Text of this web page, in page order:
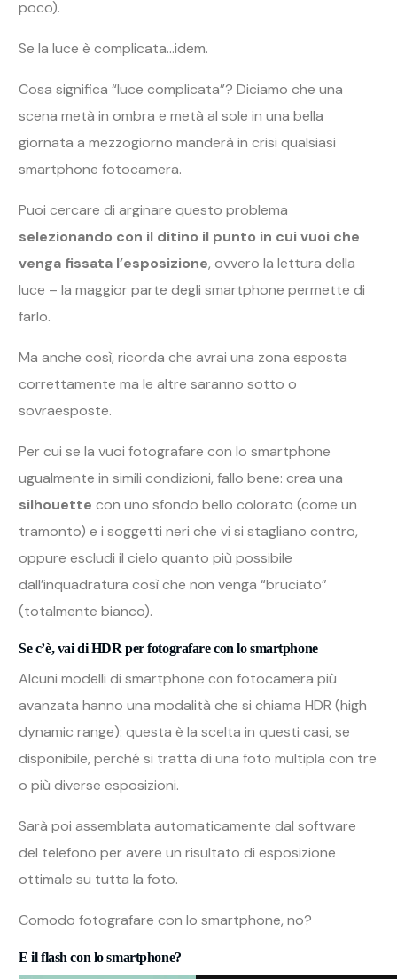
poco).
Se la luce è complicata…idem.
Cosa significa “luce complicata”? Diciamo che una
scena metà in ombra e metà al sole in una bella
giornata a mezzogiorno manderà in crisi qualsiasi
smartphone fotocamera.
Puoi cercare di arginare questo problema
selezionando con il ditino il punto in cui vuoi che
venga fissata l’esposizione, ovvero la lettura della
luce – la maggior parte degli smartphone permette di
farlo.
Ma anche così, ricorda che avrai una zona esposta
correttamente ma le altre saranno sotto o
sovraesposte.
Per cui se la vuoi fotografare con lo smartphone
ugualmente in simili condizioni, fallo bene: crea una
silhouette con uno sfondo bello colorato (come un
tramonto) e i soggetti neri che vi si stagliano contro,
oppure escludi il cielo quanto più possibile
dall’inquadratura così che non venga “bruciato”
(totalmente bianco).
Se c’è, vai di HDR per fotografare con lo smartphone
Alcuni modelli di smartphone con fotocamera più
avanzata hanno una modalità che si chiama HDR (high
dynamic range): questa è la scelta in questi casi, se
disponibile, perché si tratta di una foto multipla con tre
o più diverse esposizioni.
Sarà poi assemblata automaticamente dal software
del telefono per avere un risultato di esposizione
ottimale su tutta la foto.
Comodo fotografare con lo smartphone, no?
E il flash con lo smartphone?